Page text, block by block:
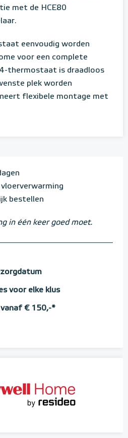
met de HCE80
eenvoudig worden
voor een complete
thermostaat is draadloos
plek worden
flexibele montage met
bestellen
in één keer goed moet.
voor elke klus
€ 150,-*